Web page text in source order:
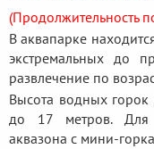
(Продолжительность
В аквапарке
экстремальных до
развлечение по
Высота водных
до 17 метров. Для
аквазона с мини-